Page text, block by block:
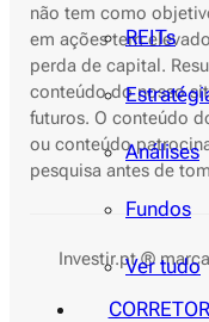
REITs
Análises
Fundos
Ver tudo
não tem como
em ações tem
perda de capital.
conteúdo do nosso
futuros. O conteúdo
ou conteúdo
pesquisa antes de
Investir.pt ®